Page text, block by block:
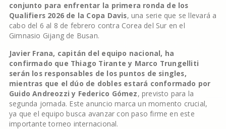
conjunto para enfrentar la primera ronda de los
Qualifiers 2026 de la Copa Davis, una serie que se llevará a
cabo del 6 al 8 de febrero contra Corea del Sur en el
Gimnasio Gijang de Busan.
Javier Frana, capitán del equipo nacional, ha
confirmado que Thiago Tirante y Marco Trungelliti
serán los responsables de los puntos de singles,
mientras que el dúo de dobles estará conformado por
Guido Andreozzi y Federico Gómez, previsto para la
segunda jornada. Este anuncio marca un momento crucial,
ya que el equipo busca avanzar con paso firme en este
importante torneo internacional.